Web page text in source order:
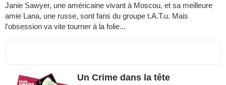
Janie Sawyer, une américaine vivant à Moscou, et sa meilleure
amie Lana, une russe, sont fans du groupe t.A.T.u. Mais
l'obsession va vite tourner à la folie...
Un Crime dans la tête